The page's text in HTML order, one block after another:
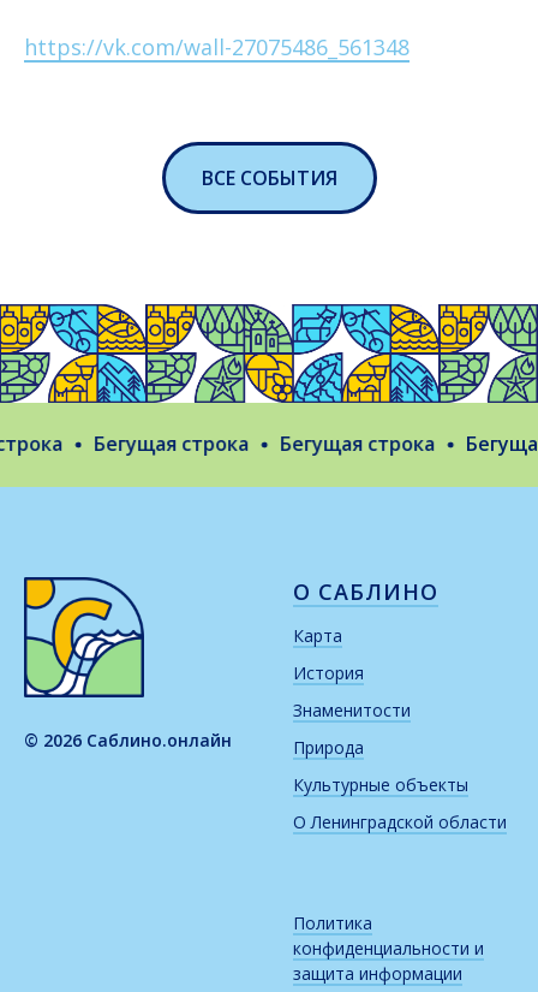
https://vk.com/wall-27075486_561348
ВСЕ СОБЫТИЯ
Бегущая строка Бегущая строка Бегущая
© 2026 Саблино.онлайн
О САБЛИНО
Карта
История
Знаменитости
Природа
Культурные объекты
О Ленинградской области
Политика
конфиденциальности и
защита информации